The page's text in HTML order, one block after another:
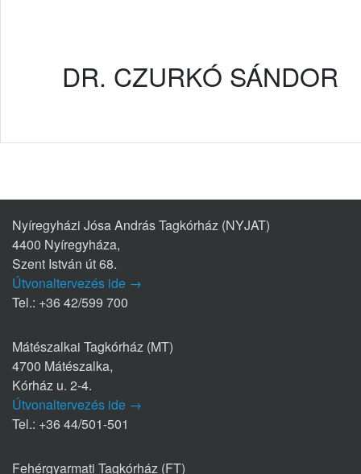
DR. CZURKÓ SÁNDOR
Nyíregyházi Jósa András Tagkórház (NYJAT)
4400 Nyíregyháza,
Szent István út 68.
Útvonaltervezés ide →
Tel.: +36 42/599 700
Mátészalkai Tagkórház (MT)
4700 Mátészalka,
Kórház u. 2-4.
Útvonaltervezés ide →
Tel.: +36 44/501-501
Fehérgyarmati Tagkórház (FT)